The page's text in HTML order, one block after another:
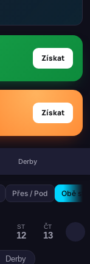
Získat
Získat
Derby
Přes / Pod Obě
ST
12
ČT
13
Derby